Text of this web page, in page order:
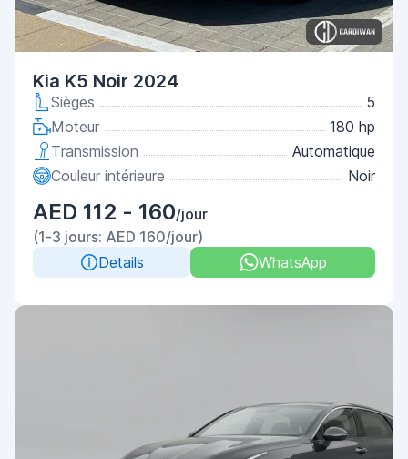
Kia K5 Noir 2024
Sièges
5
Moteur
180 hp
Transmission
Automatique
Couleur intérieure
Noir
AED 112 - 160/jour
(1-3 jours: AED 160/jour)
Details
WhatsApp